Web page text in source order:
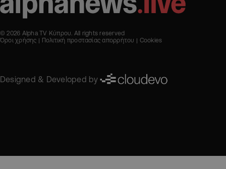
© 2026 Alpha TV Κύπρου. All rights reserved
Όροι χρήσης
Πολιτική προστασίας απορρήτου Cookies
Designed & Developed by